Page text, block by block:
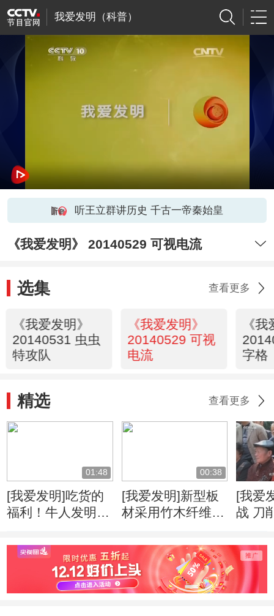
我爱发明（科普）
听王立群讲历史 千古一帝秦始皇
《我爱发明》 20140529 可视电流
选集 查看更多
《我爱发明》
20140531 虫虫
特攻队
《我爱发明》
20140529 可视
电流
《
字格
精选 查看更多
01:48
[我爱发明]吃货的
福利！牛人发明自
00:38
[我爱发明]新型板
材采用竹木纤维
输成本
[我爱
战 刀